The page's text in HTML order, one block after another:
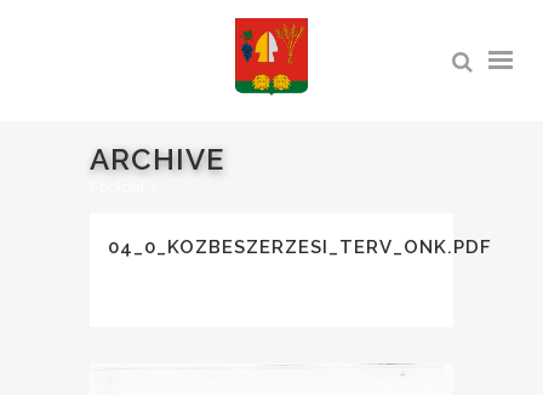
ARCHIVE
04_0_KOZBESZERZESI_TERV_ONK.PDF